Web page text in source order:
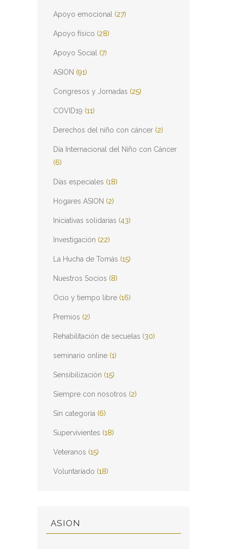
Apoyo emocional (27)
Apoyo físico (28)
Apoyo Social (7)
ASION (91)
Congresos y Jornadas (25)
COVID19 (11)
Derechos del niño con cáncer (2)
Día Internacional del Niño con Cáncer
(6)
Días especiales (18)
Hogares ASION (2)
Iniciativas solidarias (43)
Investigación (22)
La Hucha de Tomás (15)
Nuestros Socios (8)
Ocio y tiempo libre (16)
Premios (2)
Rehabilitación de secuelas (30)
seminario online (1)
Sensibilización (15)
Siempre con nosotros (2)
Sin categoría (6)
Supervivientes (18)
Veteranos (15)
Voluntariado (18)
ASION